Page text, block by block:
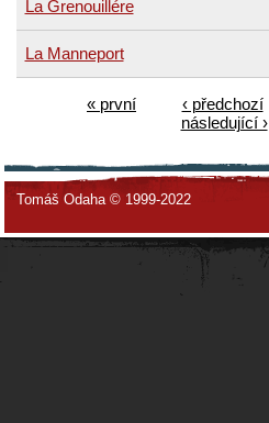
La Grenouillére
La Manneport
« první ‹ předchozí
následující ›
Tomáš Odaha © 1999-2022